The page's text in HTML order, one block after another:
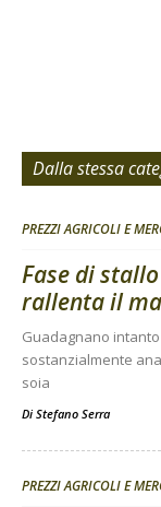
Dalla stessa
PREZZI AGRICOLI E
Fase di
rallenta il
Guadagnano
sostanzialmente
soia
Di Stefano Serra
PREZZI AGRICOLI E